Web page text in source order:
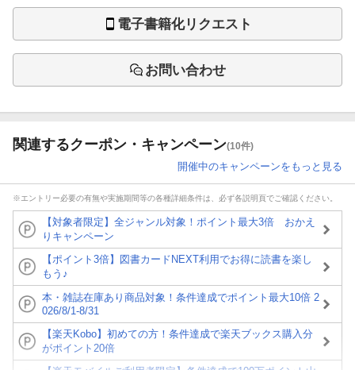
電子書籍化リクエスト
お問い合わせ
関連するクーポン・キャンペーン(10件)
開催中のキャンペーンをもっと見る
※エントリー必要の有無や実施期間等の各種詳細条件は、必ず各説明頁でご確認ください。
【対象者限定】全ジャンル対象！ポイント最大3倍 おかえ
りキャンペーン
【ポイント3倍】図書カードNEXT利用でお得に読書を楽し
もう♪
本・雑誌在庫あり商品対象！条件達成でポイント最大10倍 2
026/8/1-8/31
【楽天Kobo】初めての方！条件達成で楽天ブックス購入分
がポイント20倍